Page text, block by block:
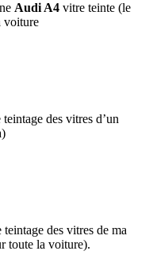
Audi A4 vitre teinte (le
voiture
des vitres d’un
des vitres de ma
toute la voiture).